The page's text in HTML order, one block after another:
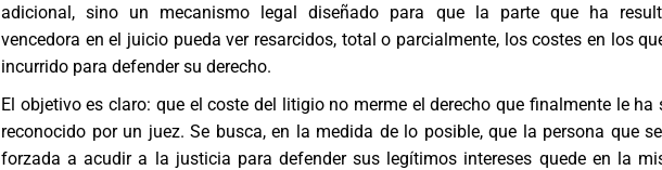
adicional, sino un mecanismo legal diseñado para que la parte que ha
vencedora en el juicio pueda ver resarcidos, total o parcialmente, los costes en los
incurrido para defender su derecho.
El objetivo es claro: que el coste del litigio no merme el derecho que finalmente le ha
reconocido por un juez. Se busca, en la medida de lo posible, que la persona que
forzada a acudir a la justicia para defender sus legítimos intereses quede en la